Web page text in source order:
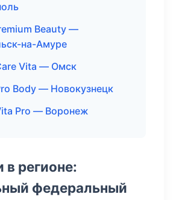
Beauty —
на-Амуре
Vita — Омск
Body — Новокузнецк
Pro — Воронеж
в регионе:
федеральный